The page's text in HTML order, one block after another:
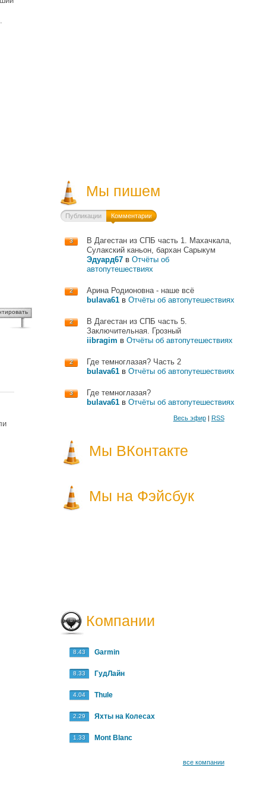
Мы пишем
Публикации Комментарии
3
В Дагестан из СПБ часть 1. Махачкала,
Сулакский каньон, бархан Сарыкум
Эдуард67в Отчёты об
автопутешествиях
2
Арина Родионовна - наше всё
bulava61в Отчёты об автопутешествиях
2
В Дагестан из СПБ часть 5.
Заключительная. Грозный
iibragim в Отчёты об автопутешествиях
2
Где темноглазая? Часть 2
bulava61в Отчёты об автопутешествиях
3
Где темноглазая?
bulava61в Отчёты об автопутешествиях
Весь эфир| RSS
Мы ВКонтакте
Мы на Фэйсбук
Компании
8.43 Garmin
8.33 ГудЛайн
4.04 Thule
2.29 Яхты на Колесах
1.33 Mont Blanc
все компании